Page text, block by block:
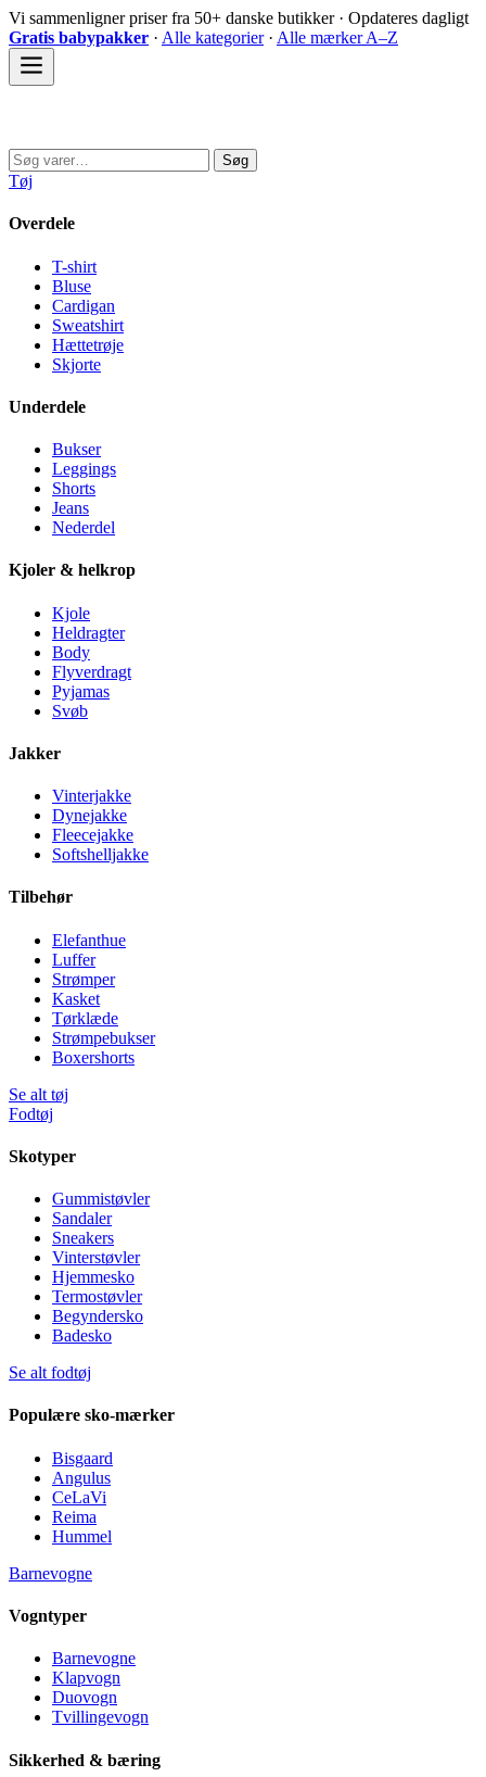
Spring
til
indhold
Vi sammenligner priser fra 50+ danske butikker · Opdateres dagligt
Gratis babypakker · Alle kategorier· Alle mærker A–Z
Søg
efter:
Søg
Tøj
Overdele
T-shirt
Bluse
Cardigan
Sweatshirt
Hættetrøje
Skjorte
Underdele
Bukser
Leggings
Shorts
Jeans
Nederdel
Kjoler & helkrop
Kjole
Heldragter
Body
Flyverdragt
Pyjamas
Svøb
Jakker
Vinterjakke
Dynejakke
Fleecejakke
Softshelljakke
Tilbehør
Elefanthue
Luffer
Strømper
Kasket
Tørklæde
Strømpebukser
Boxershorts
Se alt tøj
Fodtøj
Skotyper
Gummistøvler
Sandaler
Sneakers
Vinterstøvler
Hjemmesko
Termostøvler
Begyndersko
Badesko
Se alt fodtøj
Populære sko-mærker
Bisgaard
Angulus
CeLaVi
Reima
Hummel
Barnevogne
Vogntyper
Barnevogne
Klapvogn
Duovogn
Tvillingevogn
Sikkerhed & bæring